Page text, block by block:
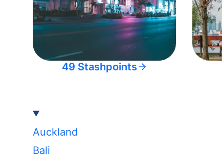
49 Stashpoints
Auckland
Bali